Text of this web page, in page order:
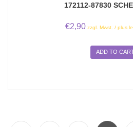
172112-87830
€2,90 zzgl. Mwst. / plus
ADD TO